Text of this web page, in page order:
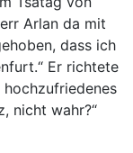
Arlan da mit
dass ich
Er richtete
nicht wahr?“